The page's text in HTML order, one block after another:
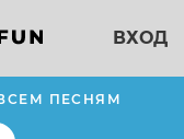
ВХОД
ПЕСНЯМ